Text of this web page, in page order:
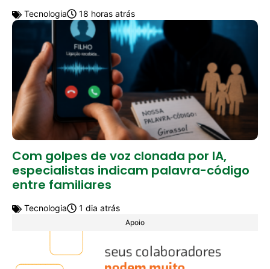
Tecnologia 18 horas atrás
Com golpes de voz clonada por IA,
especialistas indicam palavra-código
entre familiares
Tecnologia 1 dia atrás
Apoio